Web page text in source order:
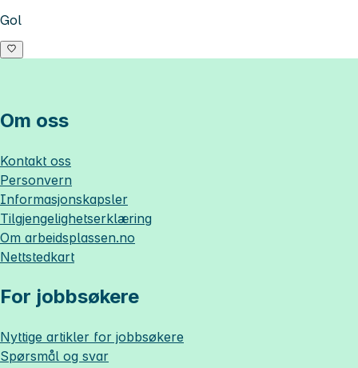
Gol
Om oss
Kontakt oss
Personvern
Informasjonskapsler
Tilgjengelighetserklæring
Om arbeidsplassen.no
Nettstedkart
For jobbsøkere
Nyttige artikler for jobbsøkere
Spørsmål og svar